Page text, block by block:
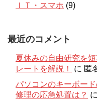
ＩＴ・スマホ (9)
最近のコメント
夏休みの自由研究を
レートを解説！
に 匿
パソコンのキーボー
修理の応急処置は？ に